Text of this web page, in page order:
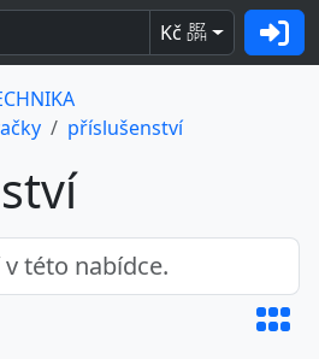
Kč BEZ
DPH
příslušenství